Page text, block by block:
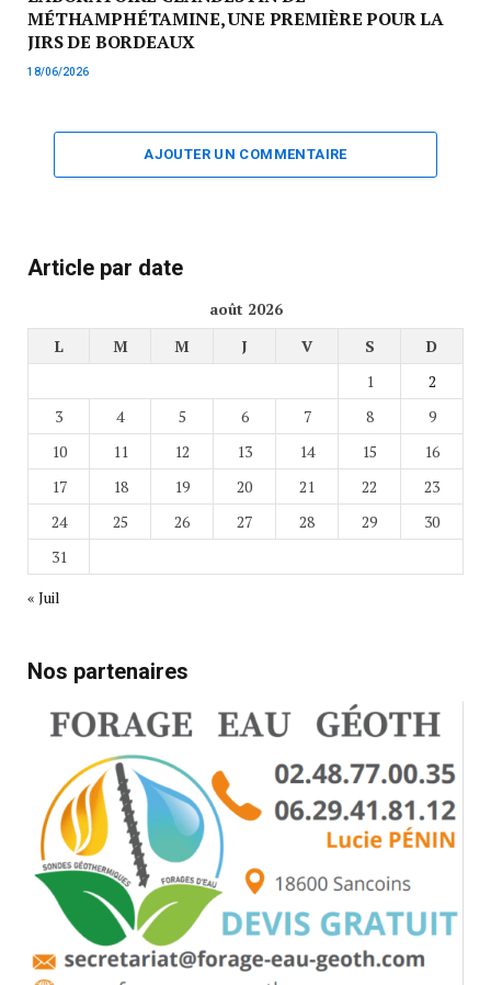
MÉTHAMPHÉTAMINE, UNE PREMIÈRE POUR LA
JIRS DE BORDEAUX
18/06/2026
AJOUTER UN COMMENTAIRE
Article par date
août 2026
L
M M J V S
D
1
2
3
4 5 6 7 8
9
10
11 12 13 14 15
16
17
18 19 20 21 22
23
24
25 26 27 28 29
30
31
« Juil
Nos partenaires